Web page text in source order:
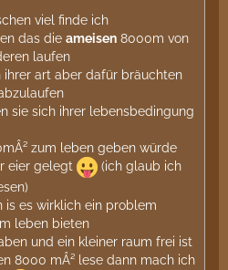
viel finde ich
das die ameisen 8000m von
laufen
ihrer art aber dafür bräuchten
sie sich ihrer lebensbedingung
zum leben geben würde
eier gelegt
(ich glaub ich
is es wirklich ein problem
leben bieten
und ein kleiner raum frei ist
8000 mÂ² lese dann mach ich